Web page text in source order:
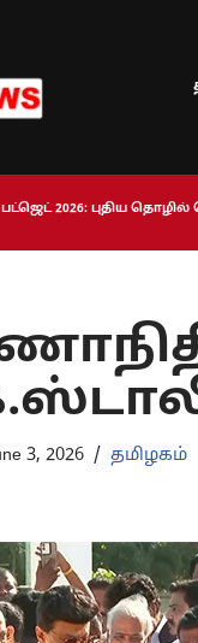
பட்ஜெட் 2026: புதிய
3, 2026 தமிழகம்